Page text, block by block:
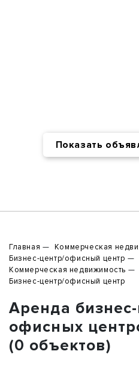
Показать
Главная Коммерческая
Бизнес-центр/офисный центр
Коммерческая недвижимость
Бизнес-центр/офисный центр
Аренда
офисных
(0 объектов)